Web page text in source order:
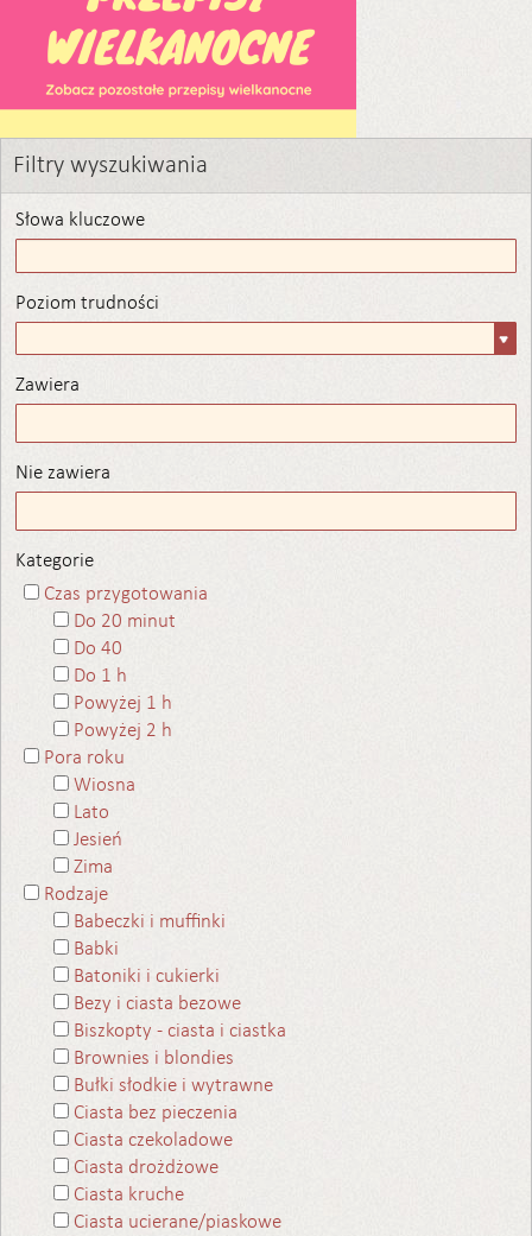
Filtry wyszukiwania
Słowa kluczowe
Poziom trudności
trudności
Zawiera
Nie zawiera
Kategorie
Czas przygotowania
Do 20 minut
Do 40
Do 1 h
Powyżej 1 h
Powyżej 2 h
Pora roku
Wiosna
Lato
Jesień
Zima
Rodzaje
Babeczki i muffinki
Babki
Batoniki i cukierki
Bezy i ciasta bezowe
Biszkopty - ciasta i ciastka
Brownies i blondies
Bułki słodkie i wytrawne
Ciasta bez pieczenia
Ciasta czekoladowe
Ciasta drożdżowe
Ciasta kruche
Ciasta ucierane/piaskowe